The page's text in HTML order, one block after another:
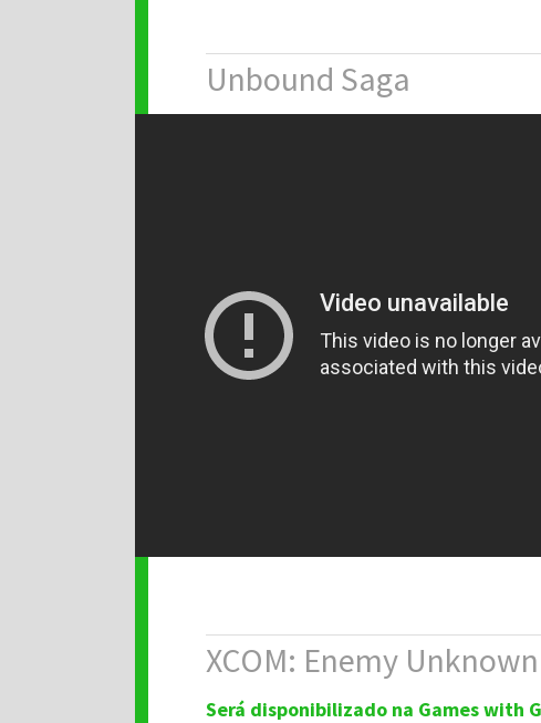
Unbound Saga
XCOM: Enemy Unknown
Será disponibilizado na Games with